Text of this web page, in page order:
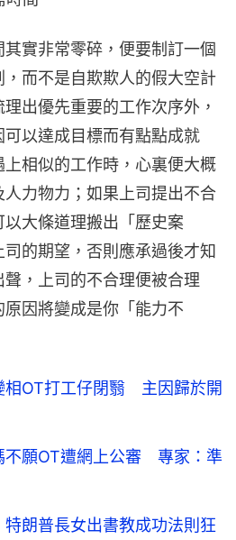
實非常零碎，便要制訂一個
而不是自欺欺人的假大空計
出優先重要的工作次序外，
以達成目標而有點點成就
相似的工作時，心裏便大概
力物力；如果上司提出不合
大條道理搬出「歷史案
的期望，否則應承過後才知
，上司的不合理便被合理
因將變成是你「能力不
OT打工仔閉翳 主因歸於開
不願OT遭網上公審 專家：準
朗普長女出書教成功法則狂